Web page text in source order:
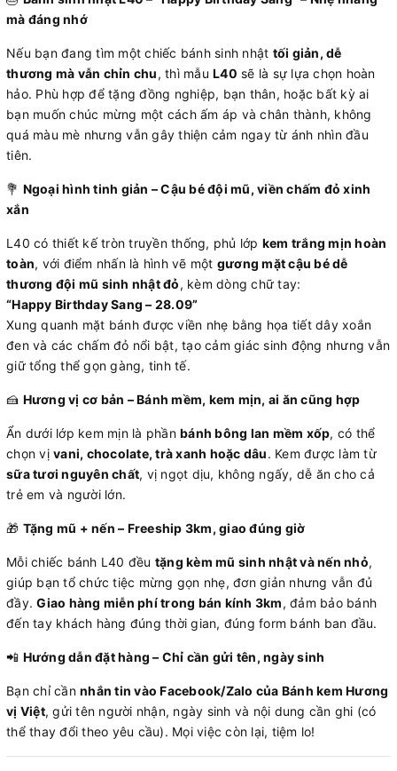
mà đáng nhớ
Nếu bạn đang tìm một chiếc bánh sinh nhật tối giản, dễ
thương mà vẫn chỉn chu, thì mẫu L40 sẽ là sự lựa chọn hoàn
hảo. Phù hợp để tặng đồng nghiệp, bạn thân, hoặc bất kỳ ai
bạn muốn chúc mừng một cách ấm áp và chân thành, không
quá màu mè nhưng vẫn gây thiện cảm ngay từ ánh nhìn đầu
tiên.
💐 Ngoại hình tinh giản – Cậu bé đội mũ, viền chấm đỏ xinh
xắn
L40 có thiết kế tròn truyền thống, phủ lớp kem trắng mịn hoàn
toàn, với điểm nhấn là hình vẽ một gương mặt cậu bé dễ
thương đội mũ sinh nhật đỏ, kèm dòng chữ tay:
“Happy Birthday Sang – 28.09”
Xung quanh mặt bánh được viền nhẹ bằng họa tiết dây xoắn
đen và các chấm đỏ nổi bật, tạo cảm giác sinh động nhưng vẫn
giữ tổng thể gọn gàng, tinh tế.
🍰 Hương vị cơ bản – Bánh mềm, kem mịn, ai ăn cũng hợp
Ẩn dưới lớp kem mịn là phần bánh bông lan mềm xốp, có thể
chọn vị vani, chocolate, trà xanh hoặc dâu. Kem được làm từ
sữa tươi nguyên chất, vị ngọt dịu, không ngấy, dễ ăn cho cả
trẻ em và người lớn.
🎁 Tặng mũ + nến – Freeship 3km, giao đúng giờ
Mỗi chiếc bánh L40 đều tặng kèm mũ sinh nhật và nến nhỏ,
giúp bạn tổ chức tiệc mừng gọn nhẹ, đơn giản nhưng vẫn đủ
đầy.Giao hàng miễn phí trong bán kính 3km, đảm bảo bánh
đến tay khách hàng đúng thời gian, đúng form bánh ban đầu.
📲 Hướng dẫn đặt hàng – Chỉ cần gửi tên, ngày sinh
Bạn chỉ cần nhắn tin vào Facebook/Zalo của Bánh kem Hương
vị Việt, gửi tên người nhận, ngày sinh và nội dung cần ghi (có
thể thay đổi theo yêu cầu). Mọi việc còn lại, tiệm lo!